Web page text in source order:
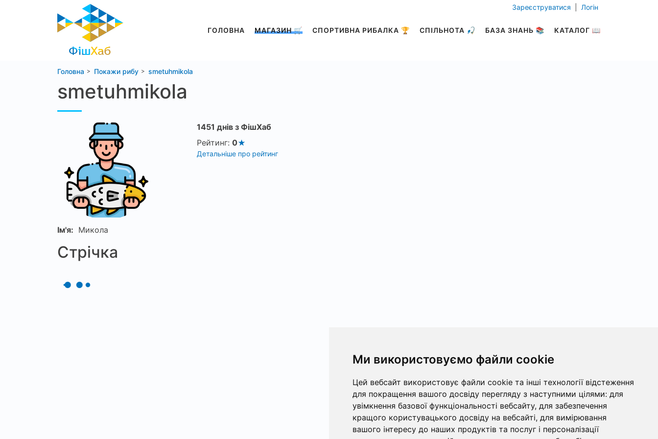
Ми використовуємо файли cookie
Цей вебсайт використовує файли cookie та інші технології відстеження
для покращення вашого досвіду перегляду з наступними цілями: для
увімкнення базової функціональності вебсайту, для забезпечення
кращого користувацького досвіду на вебсайті, для вимірювання
вашого інтересу до наших продуктів та послуг і персоналізації
ГОЛОВНА МАГАЗИН 🛒 СПОРТИВНА РИБАЛКА 🏆 СПІЛЬНОТА 🎣 БАЗА ЗНАНЬ 📚 КАТАЛОГ 📖
Зареєструватися Логін
Головна Покажи рибу smetuhmikola
smetuhmikola
1451 днів з ФішХаб
Рейтинг: 0
Детальніше про рейтинг
Ім'я: Микола
Стрічка